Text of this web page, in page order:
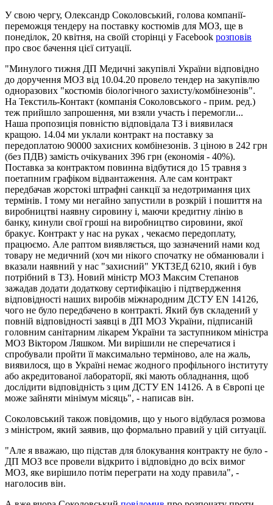
У свою чергу, Олександр Соколовський, голова компанії-
переможця тендеру на поставку костюмів для МОЗ, ще в
понеділок, 20 квітня, на своїй сторінці у Facebook розповів
про своє бачення цієї ситуації.
"Минулого тижня ДП Медичні закупівлі України відповідно
до доручення МОЗ від 10.04.20 провело тендер на закупівлю
одноразових "костюмів біологічного захисту/комбінезонів".
На Текстиль-Контакт (компанія Соколовського - прим. ред.)
теж прийшло запрошення, ми взяли участь і перемогли...
Наша пропозиція повністю відповідала ТЗ і виявилася
кращою. 14.04 ми уклали контракт на поставку за
передоплатою 90000 захисних комбінезонів. З ціною в 242 грн
(без ПДВ) замість очікуваних 396 грн (економія - 40%).
Поставка за контрактом повинна відбутися до 15 травня з
поетапним графіком відвантаження. Але сам контракт
передбачав жорстокі штрафні санкції за недотримання цих
термінів. І тому ми негайно запустили в розкрій і пошиття на
виробництві наявну сировину і, маючи кредитну лінію в
банку, кинули свої гроші на виробництво сировини, якої
бракує. Контракт у нас на руках , чекаємо передоплату,
працюємо. Але раптом виявляється, що зазначений нами код
товару не медичний (хоч ми нікого спочатку не обманювали і
вказали наявний у нас "захисний" УКТЗЕД 6210, який і був
потрібний в ТЗ). Новий міністр МОЗ Максим Степанов
зажадав додати додаткову сертифікацію і підтвердження
відповідності наших виробів міжнародним ДСТУ EN 14126,
чого не було передбачено в контракті. Який був складений у
повній відповідності заявці в ДП МОЗ України, підписаній
головним санітарним лікарем України та заступником міністра
МОЗ Віктором Ляшком. Ми вирішили не сперечатися і
спробували пройти її максимально терміново, але на жаль,
виявилося, що в Україні немає жодного профільного інституту
або акредитованої лабораторії, які мають обладнання, щоб
дослідити відповідність з цим ДСТУ EN 14126. А в Європі це
може зайняти мінімум місяць", - написав він.
Соколовський також повідомив, що у нього відбулася розмова
з міністром, який заявив, що формально правий у цій ситуації.
"Але я вважаю, що підстав для блокування контракту не було -
ДП МОЗ все провели відкрито і відповідно до всіх вимог
МОЗ, яке вирішило потім переграти на ходу правила", -
наголосив він.